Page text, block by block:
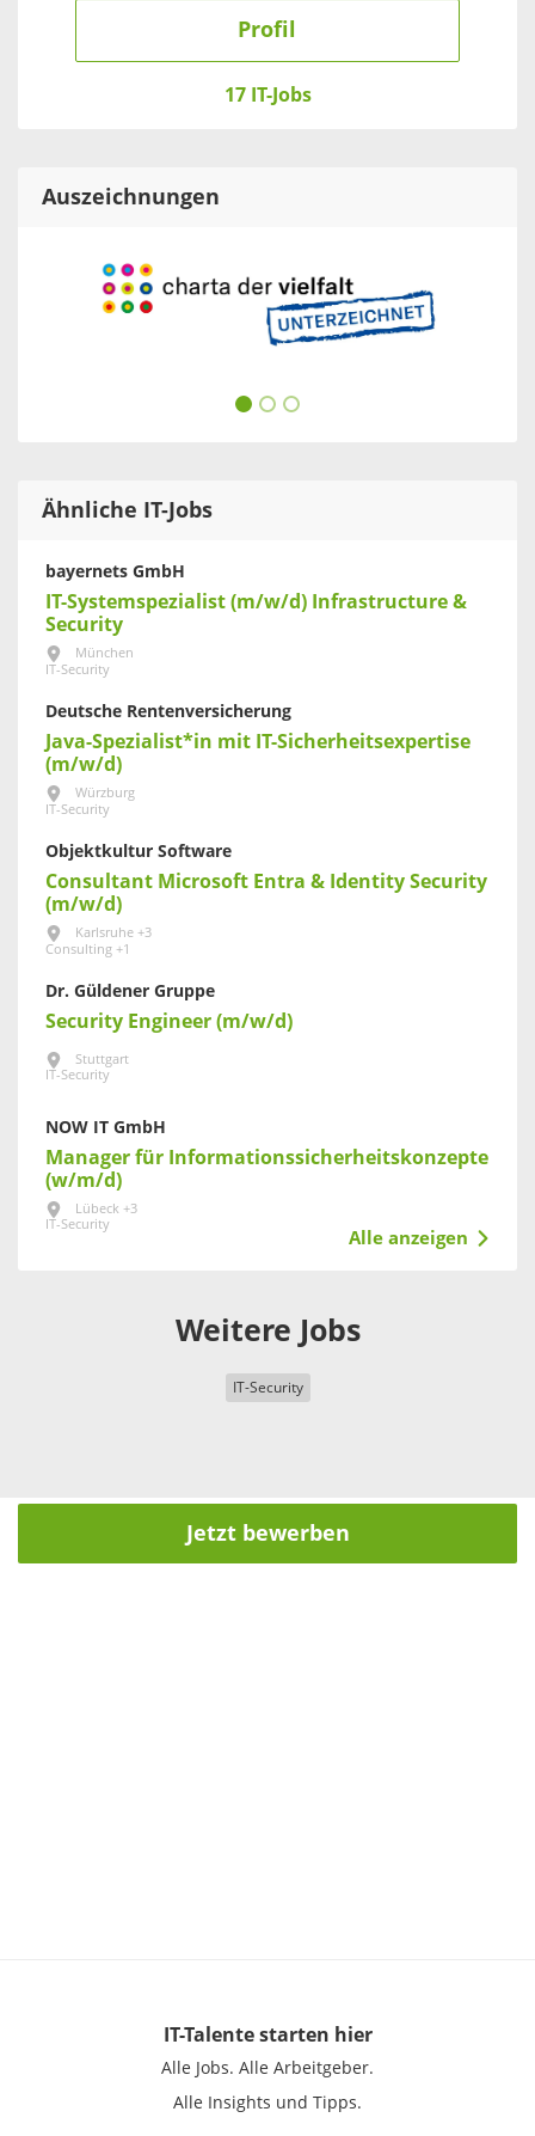
Profil
17 IT-Jobs
Auszeichnungen
Ähnliche IT-Jobs
bayernets GmbH
IT-Systemspezialist (m/w/d) Infrastructure &
Security
München
IT-Security
Deutsche Rentenversicherung
Java-Spezialist*in mit IT-Sicherheitsexpertise
(m/w/d)
Würzburg
IT-Security
Objektkultur Software
Consultant Microsoft Entra & Identity Security
(m/w/d)
Karlsruhe +3
Consulting +1
Dr. Güldener Gruppe
Security Engineer (m/w/d)
Stuttgart
IT-Security
NOW IT GmbH
Manager für Informationssicherheitskonzepte
(w/m/d)
Lübeck +3
IT-Security
Alle anzeigen
Weitere Jobs
IT-Security
Jetzt bewerben
IT-Talentestarten hier
Alle Jobs. Alle Arbeitgeber.
Alle Insights und Tipps.